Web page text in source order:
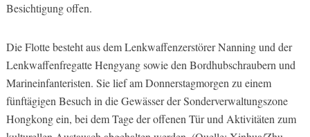
Besichtigung offen.
Die Flotte besteht aus dem Lenkwaffenzerstörer Nanning und der
Lenkwaffenfregatte Hengyang sowie den Bordhubschraubern und
Marineinfanteristen. Sie lief am Donnerstagmorgen zu einem
fünftägigen Besuch in die Gewässer der Sonderverwaltungszone
Hongkong ein, bei dem Tage der offenen Tür und Aktivitäten zum